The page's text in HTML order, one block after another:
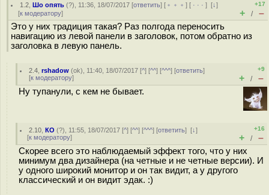
1.2 ,Шо опять (?), 11:36, 18/07/2017 [ответить] [ ﹢﹢﹢] [ · · ·][↓]
[к модератору]
+17
+ / –
Это у них традиция такая? Раз полгода переносить
навигацию из левой панели в заголовок, потом обратно из
заголовка в левую панель.
2.4 ,rshadow (ok), 11:40, 18/07/2017 [^] [^^] [^^^] [ответить]
[к модератору]
+9
+ / –
Ну тупанули, с кем не бывает.
2.10 ,КО (?), 11:55, 18/07/2017 [^] [^^] [^^^] [ответить][↓]
[к модератору]
+16
+ / –
Скорее всего это наблюдаемый эффект того, что у них
минимум два дизайнера (на четные и не четные версии). И
у одного широкий монитор и он так видит, а у другого
классический и он видит эдак. :)